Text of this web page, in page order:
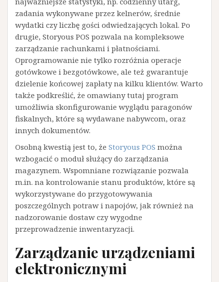
zadania wykonywane przez kelnerów, średnie
wydatki czy liczbę gości odwiedzających lokal. Po
drugie, Storyous POS pozwala na kompleksowe
zarządzanie rachunkami i płatnościami.
Oprogramowanie nie tylko rozróżnia operacje
gotówkowe i bezgotówkowe, ale też gwarantuje
dzielenie końcowej zapłaty na kilku klientów. Warto
także podkreślić, że omawiany tutaj program
umożliwia skonfigurowanie wyglądu paragonów
fiskalnych, które są wydawane nabywcom, oraz
innych dokumentów.
Osobną kwestią jest to, że Storyous POS można
wzbogacić o moduł służący do zarządzania
magazynem. Wspomniane rozwiązanie pozwala
m.in. na kontrolowanie stanu produktów, które są
wykorzystywane do przygotowywania
poszczególnych potraw i napojów, jak również na
nadzorowanie dostaw czy wygodne
przeprowadzenie inwentaryzacji.
Zarządzanie urządzeniami
elektronicznymi